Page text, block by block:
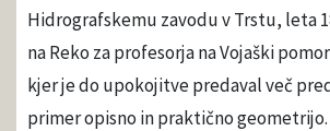
Hidrografskemu zavodu v Trstu, leta
na Reko za profesorja na Vojaški
kjer je do upokojitve predaval več
primer opisno in praktično